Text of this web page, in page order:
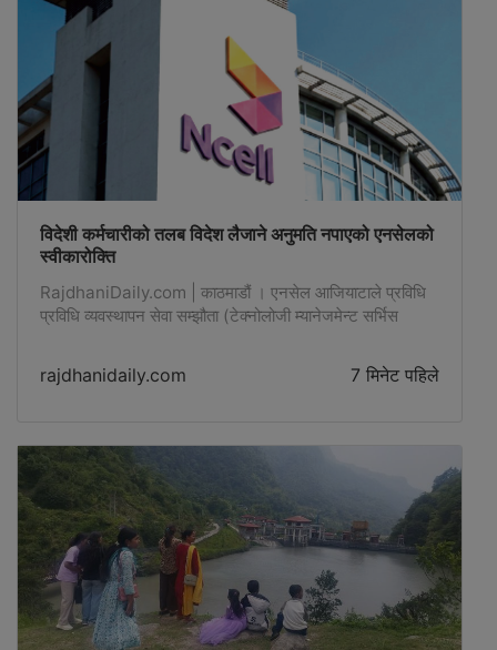
विदेशी कर्मचारीको तलब विदेश लैजाने अनुमति नपाएको एनसेलको
स्वीकारोक्ति
RajdhaniDaily.com | काठमाडौं । एनसेल आजियाटाले प्रविधि
प्रविधि व्यवस्थापन सेवा सम्झौता (टेक्नोलोजी म्यानेजमेन्ट सर्भिस
rajdhanidaily.com 7 मिनेट पहिले